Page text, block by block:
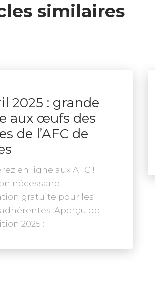
similaires
2025 : grande
aux œufs des
de l’AFC de
en ligne aux AFC !
nécessaire –
gratuite pour les
Aperçu de
2025 :